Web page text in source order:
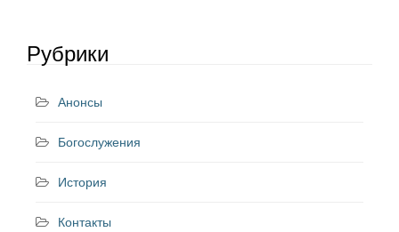
Рубрики
Анонсы
Богослужения
История
Контакты